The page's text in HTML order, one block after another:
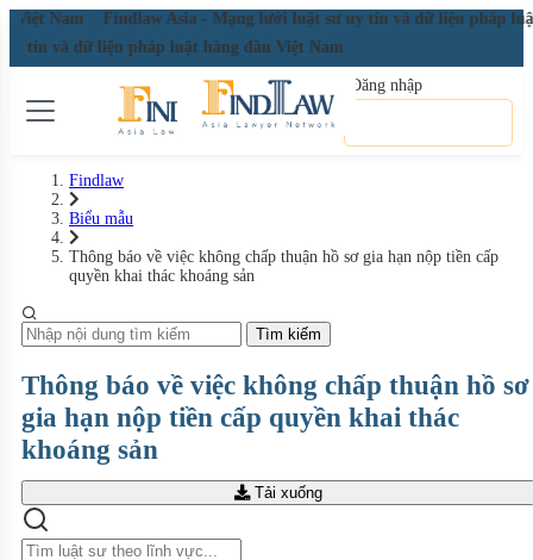
Việt Nam
Findlaw Asia - Mạng lưới luật sư uy tín và dữ liệu pháp
tín và dữ liệu pháp luật hàng đầu Việt Nam
Đăng nhập
Findlaw
Biểu mẫu
Thông báo về việc không chấp thuận hồ sơ gia hạn nộp tiền cấp
quyền khai thác khoáng sản
Tìm kiếm
Thông báo về việc không chấp thuận hồ sơ
gia hạn nộp tiền cấp quyền khai thác
khoáng sản
Tải xuống